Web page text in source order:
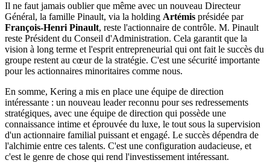
Il ne faut jamais oublier que même avec un nouveau Directeur
Général, la famille Pinault, via la holding Artémis présidée par
François-Henri Pinault, reste l'actionnaire de contrôle. M. Pinault
reste Président du Conseil d'Administration. Cela garantit que la
vision à long terme et l'esprit entrepreneurial qui ont fait le succès du
groupe restent au cœur de la stratégie. C'est une sécurité importante
pour les actionnaires minoritaires comme nous.
En somme, Kering a mis en place une équipe de direction
intéressante : un nouveau leader reconnu pour ses redressements
stratégiques, avec une équipe de direction qui possède une
connaissance intime et éprouvée du luxe, le tout sous la supervision
d'un actionnaire familial puissant et engagé. Le succès dépendra de
l'alchimie entre ces talents. C'est une configuration audacieuse, et
c'est le genre de chose qui rend l'investissement intéressant.